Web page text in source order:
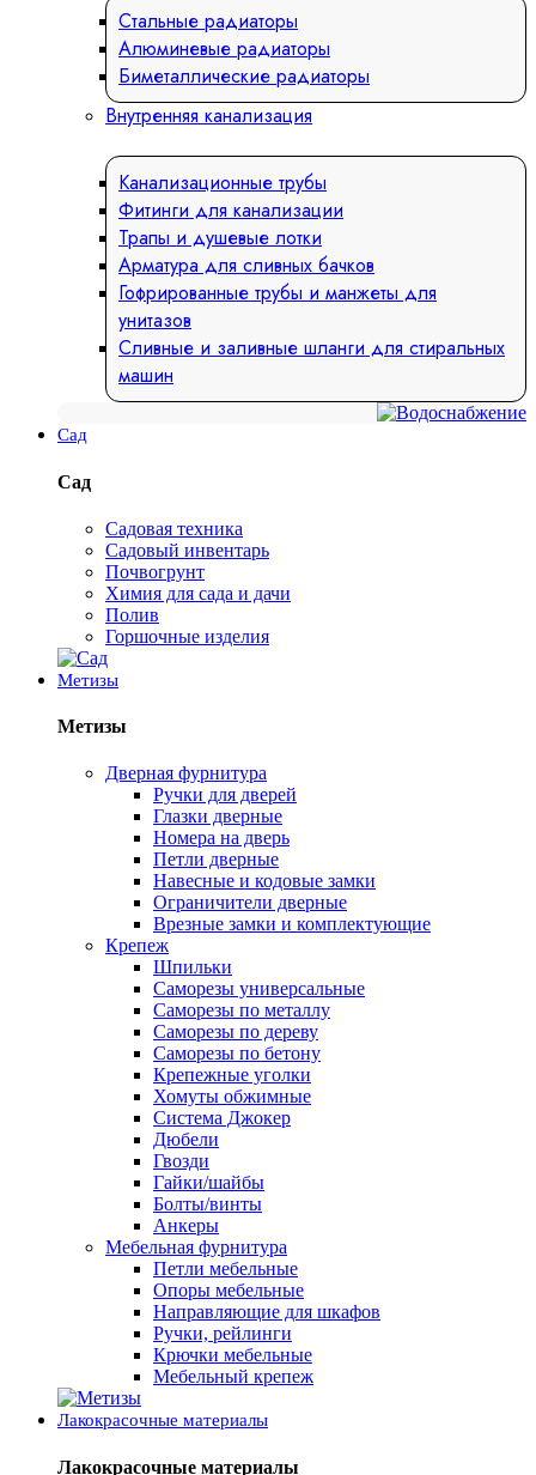
Стальные радиаторы
Алюминевые радиаторы
Биметаллические радиаторы
Внутренняя канализация
Канализационные трубы
Фитинги для канализации
Трапы и душевые лотки
Арматура для сливных бачков
Гофрированные трубы и манжеты для
унитазов
Сливные и заливные шланги для стиральных
машин
Сад
Сад
Садовая техника
Садовый инвентарь
Почвогрунт
Химия для сада и дачи
Полив
Горшочные изделия
Метизы
Метизы
Дверная фурнитура
Ручки для дверей
Глазки дверные
Номера на дверь
Петли дверные
Навесные и кодовые замки
Ограничители дверные
Врезные замки и комплектующие
Крепеж
Шпильки
Саморезы универсальные
Саморезы по металлу
Саморезы по дереву
Саморезы по бетону
Крепежные уголки
Хомуты обжимные
Система Джокер
Дюбели
Гвозди
Гайки/шайбы
Болты/винты
Анкеры
Мебельная фурнитура
Петли мебельные
Опоры мебельные
Направляющие для шкафов
Ручки, рейлинги
Крючки мебельные
Мебельный крепеж
Лакокрасочные материалы
Лакокрасочные материалы